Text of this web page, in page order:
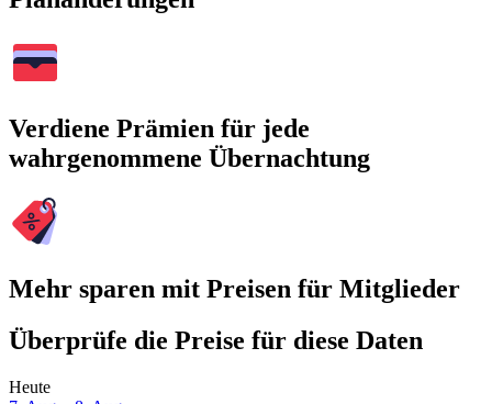
Verdiene Prämien für jede
wahrgenommene Übernachtung
Mehr sparen mit Preisen für Mitglieder
Überprüfe die Preise für diese Daten
Heute